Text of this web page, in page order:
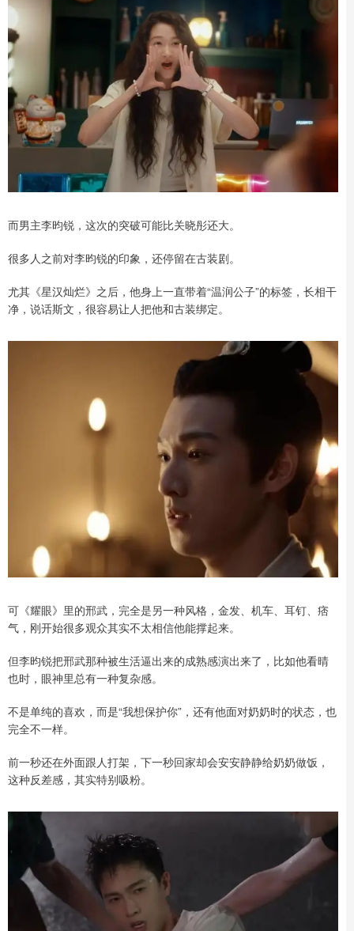
而男主李昀锐，这次的突破可能比关晓彤还大。
很多人之前对李昀锐的印象，还停留在古装剧。
尤其《星汉灿烂》之后，他身上一直带着“温润公子”的标签，长相干
净，说话斯文，很容易让人把他和古装绑定。
可《耀眼》里的邢武，完全是另一种风格，金发、机车、耳钉、痞
气，刚开始很多观众其实不太相信他能撑起来。
但李昀锐把邢武那种被生活逼出来的成熟感演出来了，比如他看晴
也时，眼神里总有一种复杂感。
不是单纯的喜欢，而是“我想保护你”，还有他面对奶奶时的状态，也
完全不一样。
前一秒还在外面跟人打架，下一秒回家却会安安静静给奶奶做饭，
这种反差感，其实特别吸粉。